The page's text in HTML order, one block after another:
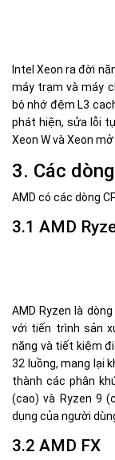
Intel Xeon ra đời
máy trạm và máy
bộ nhớ đệm L3
phát hiện, sửa lỗi tự
Xeon W và Xeon mở
3. Các
AMD có các dòng
3.1 AMD
AMD Ryzen là
với tiến trình sản
năng và tiết kiệm
32 luồng, mang lại
thành các phân
(cao) và Ryzen 9
dụng của người
3.2 AMD FX